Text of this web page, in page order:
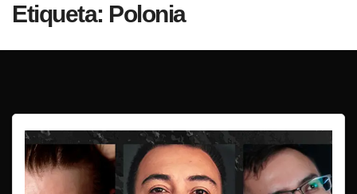
Etiqueta: Polonia